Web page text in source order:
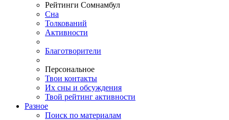
Рейтинги Сомнамбул
Сна
Толкований
Активности
Благотворители
Персональное
Твои контакты
Их сны и обсуждения
Твой рейтинг активности
Разное
Поиск по материалам